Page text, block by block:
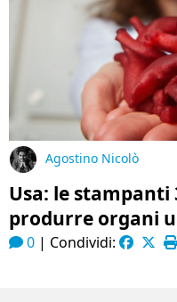
Agostino Nicolò
Usa: le stampanti
produrre organi
0 | Condividi: